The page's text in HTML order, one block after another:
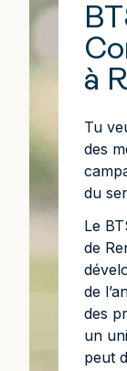
à
Tu
des
du
Le
de
de
des
un
peut